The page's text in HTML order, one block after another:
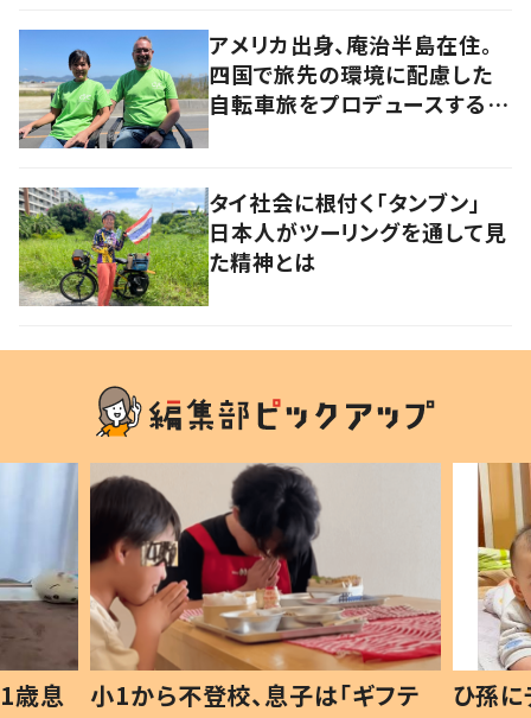
アメリカ出身、庵治半島在住。
四国で旅先の環境に配慮した
自転車旅をプロデュースする
タイ社会に根付く「タンブン」
日本人がツーリングを通して見
た精神とは
歳息
小1から不登校、息子は「ギフテ
ひ孫